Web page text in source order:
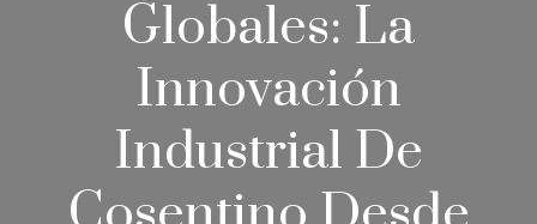
Globales: La
Innovación
Industrial De